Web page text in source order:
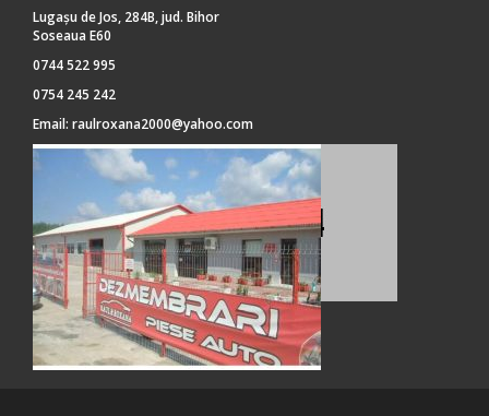
Lugașu de Jos, 284B, jud. Bihor
Soseaua E60
0744 522 995
0754 245 242
Email: raulroxana2000@yahoo.com